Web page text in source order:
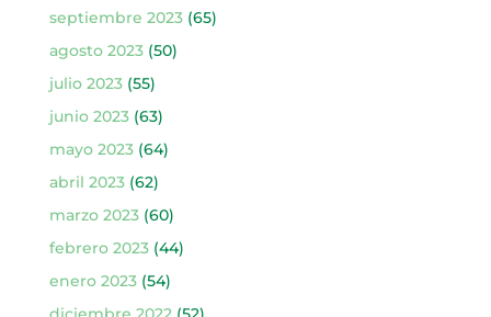
septiembre 2023(65)
agosto 2023(50)
julio 2023(55)
junio 2023(63)
mayo 2023(64)
abril 2023(62)
marzo 2023(60)
febrero 2023(44)
enero 2023(54)